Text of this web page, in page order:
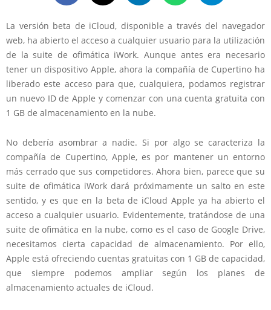
La versión beta de iCloud, disponible a través del navegador
web, ha abierto el acceso a cualquier usuario para la utilización
de la suite de ofimática iWork. Aunque antes era necesario
tener un dispositivo Apple, ahora la compañía de Cupertino ha
liberado este acceso para que, cualquiera, podamos registrar
un nuevo ID de Apple y comenzar con una cuenta gratuita con
1 GB de almacenamiento en la nube.
No debería asombrar a nadie. Si por algo se caracteriza la
compañía de Cupertino, Apple, es por mantener un entorno
más cerrado que sus competidores. Ahora bien, parece que su
suite de ofimática iWork dará próximamente un salto en este
sentido, y es que en la beta de iCloud Apple ya ha abierto el
acceso a cualquier usuario. Evidentemente, tratándose de una
suite de ofimática en la nube, como es el caso de Google Drive,
necesitamos cierta capacidad de almacenamiento. Por ello,
Apple está ofreciendo cuentas gratuitas con 1 GB de capacidad,
que siempre podemos ampliar según los planes de
almacenamiento actuales de iCloud.